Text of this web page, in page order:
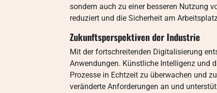
sondern auch zu einer besseren Nutzung
reduziert und die Sicherheit am
Zukunftsperspektiven der Industrie
Mit der fortschreitenden Digitalisierung
Anwendungen. Künstliche Intelligenz und
Prozesse in Echtzeit zu überwachen und
veränderte Anforderungen an und